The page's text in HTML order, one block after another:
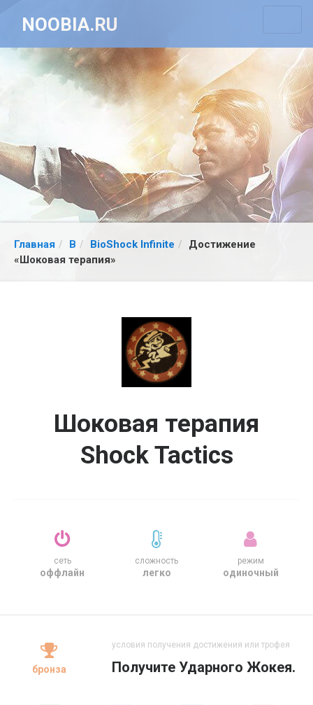
NOOBIA.RU
Главная B BioShock Infinite
Достижение
«Шоковая терапия»
Шоковая терапия
Shock Tactics
сеть
оффлайн
сложность
легко
режим
одиночный
бронза
условия получения достижения или трофея
Получите Ударного Жокея.